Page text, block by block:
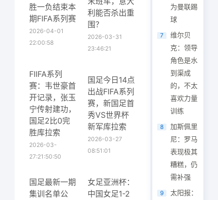
胜一负结束本
期FIFA系列赛
2026-04-01
22:00:58
利能否杀出重
围？
2026-03-31
23:46:21
FIIFA系列
赛：韦世豪首
开记录，张玉
宁传射建功，
国足2比0完
胜库拉索
2026-03-
27:21:50:50
国足今日14点
出战FIFA系列
赛，新国足首
秀VS世界杯
新军库拉索
2026-03-27
08:51:01
国足最新一期
集训名单公
女足亚洲杯：
中国女足1-2
为曼联踢
球
7
维尔贝
克：领导
角色是水
到渠成
的，不太
喜欢力量
训练
8
加斯佩里
尼：罗马
表现极其
糟糕，仍
需补强
9
太阳报：